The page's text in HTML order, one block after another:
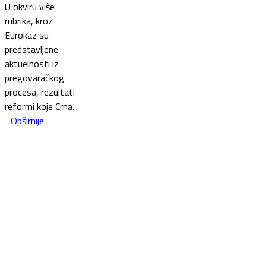
U okviru više
rubrika, kroz
Eurokaz su
predstavljene
aktuelnosti iz
pregovaračkog
procesa, rezultati
reformi koje Crna...
Opširnije